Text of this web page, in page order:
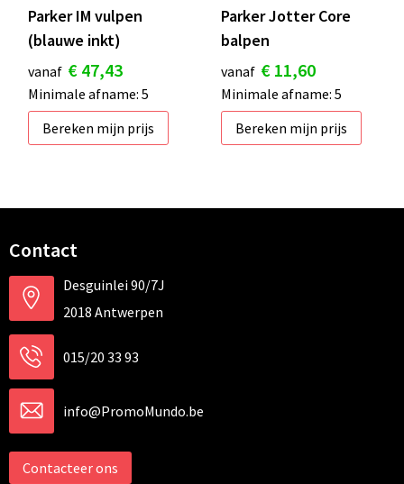
Parker IM vulpen
(blauwe inkt)
vanaf € 47,43
Minimale afname: 5
Bereken mijn prijs
Parker Jotter Core
balpen
vanaf € 11,60
Minimale afname: 5
Bereken mijn prijs
Contact
Desguinlei 90/7J
2018 Antwerpen
015/20 33 93
info@PromoMundo.be
Contacteer ons